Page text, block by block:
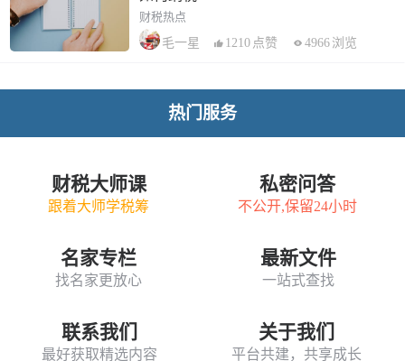
财税热点
毛一星
1210 点赞 4966 浏览
热门服务
财税大师课
跟着大师学税筹
私密问答
不公开,保留24小时
名家专栏
找名家更放心
最新文件
一站式查找
联系我们
最好获取精选内容
关于我们
平台共建，共享成长